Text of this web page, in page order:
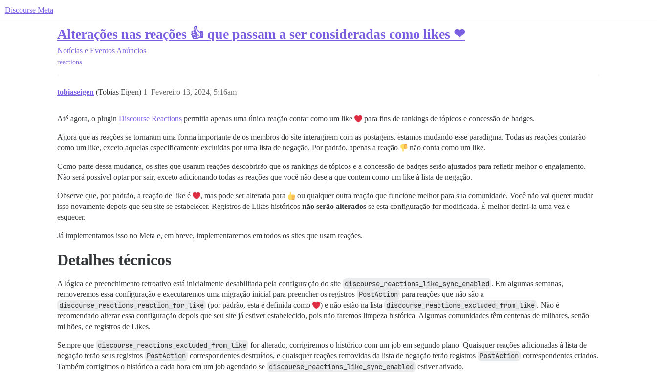
Discourse Meta
Alterações nas reações 👍 que passam a ser consideradas como likes ❤
Notícias e Eventos Anúncios
reactions
tobiaseigen (Tobias Eigen) Fevereiro 13, 2024, 5:16am
1
Até agora, o plugin Discourse Reactions permitia apenas uma única reação contar como um like para fins de rankings de tópicos e concessão de badges.
Agora que as reações se tornaram uma forma importante de os membros do site interagirem com as postagens, estamos mudando esse paradigma. Todas as reações contarão
como um like, exceto aquelas especificamente excluídas por uma lista de negação. Por padrão, apenas a reação
não conta como um like.
Como parte dessa mudança, os sites que usaram reações descobrirão que os rankings de tópicos e a concessão de badges serão ajustados para refletir melhor o engajamento.
Não será possível optar por sair, exceto adicionando todas as reações que você não deseja que contem como um like à lista de negação.
Observe que, por padrão, a reação de like é , mas pode ser alterada para
ou qualquer outra reação que funcione melhor para sua comunidade. Você não vai querer mudar
isso novamente depois que seu site se estabelecer. Registros de Likes históricos não serão alterados se esta configuração for modificada. É melhor defini-la uma vez e
esquecer.
Já implementamos isso no Meta e, em breve, implementaremos em todos os sites que usam reações.
Detalhes técnicos
A lógica de preenchimento retroativo está inicialmente desabilitada pela configuração do site discourse_reactions_like_sync_enabled . Em algumas semanas,
removeremos essa configuração e executaremos uma migração inicial para preencher os registros PostAction para reações que não são a
discourse_reactions_reaction_for_like (por padrão, esta é definida como ) e não estão na lista discourse_reactions_excluded_from_like . Não é
recomendado alterar essa configuração depois que seu site já estiver estabelecido, pois não faremos limpeza histórica. Algumas comunidades têm centenas de milhares, senão
milhões, de registros de Likes.
Sempre que discourse_reactions_excluded_from_like for alterado, corrigiremos o histórico com um job em segundo plano. Quaisquer reações adicionadas à lista de
negação terão seus registros PostAction correspondentes destruídos, e quaisquer reações removidas da lista de negação terão registros PostAction correspondentes criados.
Também corrigimos o histórico a cada hora em um job agendado se discourse_reactions_like_sync_enabled estiver ativado.